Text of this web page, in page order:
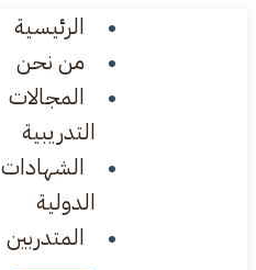
الرئيسية
من نحن
المجالات
التدريبية
الشهادات
الدولية
المتدربين